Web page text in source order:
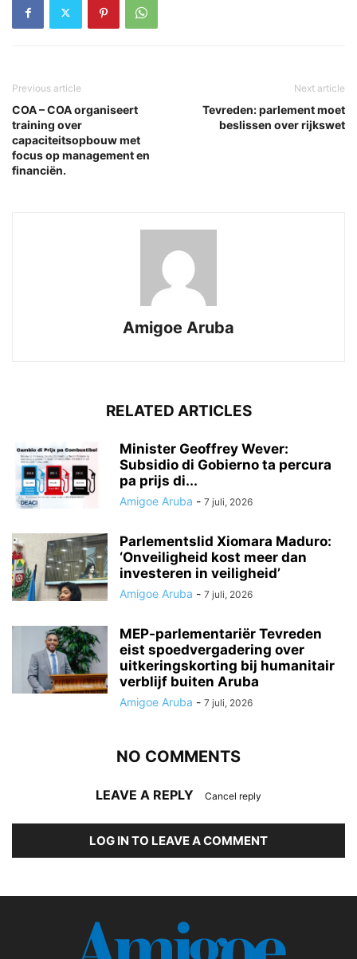
Previous article
COA – COA organiseert
training over
capaciteitsopbouw met
focus op management en
financiën.
Next article
Tevreden: parlement moet
beslissen over rijkswet
Amigoe Aruba
RELATED ARTICLES
Minister Geoffrey Wever:
Subsidio di Gobierno ta percura
pa prijs di...
Amigoe Aruba - 7 juli, 2026
Parlementslid Xiomara Maduro:
‘Onveiligheid kost meer dan
investeren in veiligheid’
Amigoe Aruba - 7 juli, 2026
MEP-parlementariër Tevreden
eist spoedvergadering over
uitkeringskorting bij humanitair
verblijf buiten Aruba
Amigoe Aruba - 7 juli, 2026
NO COMMENTS
LEAVE A REPLY Cancel reply
LOG IN TO LEAVE A COMMENT